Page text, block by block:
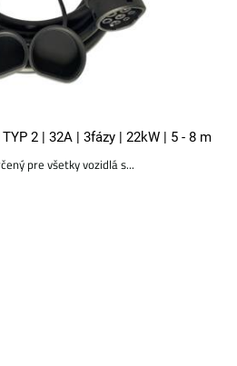
2 | 32A | 3fázy | 22kW | 5 - 8 m
pre všetky vozidlá s...